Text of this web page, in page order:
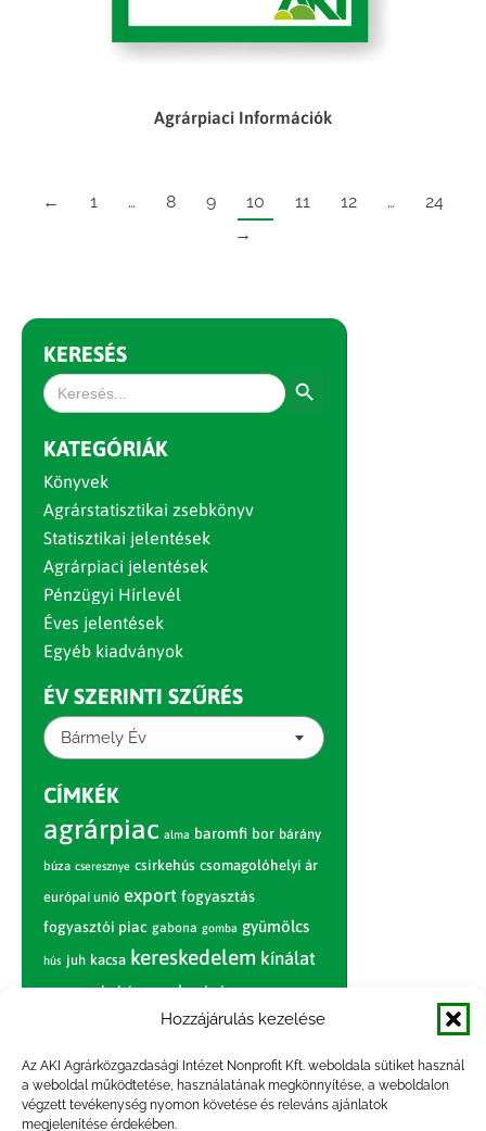
Hozzájárulás kezelése
Az AKI Agrárközgazdasági Intézet Nonprofit Kft. weboldala sütiket használ
a weboldal működtetése, használatának megkönnyítése, a weboldalon
végzett tevékenység nyomon követése és releváns ajánlatok
megjelenítése érdekében.
Agrárpiaci Információk
← 1 … 8 9 10 11 12 …
24
→
KERESÉS
Search
for:
KATEGÓRIÁK
Könyvek
Agrárstatisztikai zsebkönyv
Statisztikai jelentések
Agrárpiaci jelentések
Pénzügyi Hírlevél
Éves jelentések
Egyéb kiadványok
ÉV SZERINTI SZŰRÉS
Bármely Év
CÍMKÉK
agrárpiac alma baromfi bor bárány
búza cseresznye csirkehús csomagolóhelyi ár
európai unió export fogyasztás
fogyasztói piac gabona gomba gyümölcs
hús juh kacsa kereskedelem kínálat
körte marhahús nagybani piac narancs
nemzetközi árinformációk
paradicsom piac piaci jelentés
pulyka pulykahús sertés sertéshús
szarvasmarha termelés termelői